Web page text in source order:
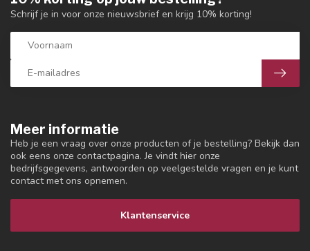
Meer informatie
Heb je een vraag over onze producten of je bestelling? Bekijk dan
ook eens onze contactpagina. Je vindt hier onze
bedrijfsgegevens, antwoorden op veelgestelde vragen en je kunt
contact met ons opnemen.
Klantenservice
Schrijf je in voor onze nieuwsbrief en krijg 10% korting!